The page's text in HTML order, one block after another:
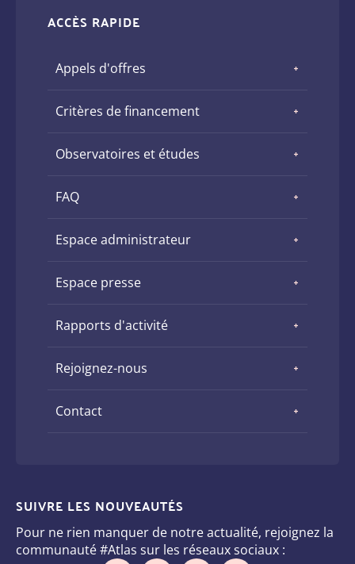
ACCÈS RAPIDE
Appels d'offres
Critères de financement
Observatoires et études
FAQ
Espace administrateur
Espace presse
Rapports d'activité
Rejoignez-nous
Contact
SUIVRE LES NOUVEAUTÉS
Pour ne rien manquer de notre actualité, rejoignez la
communauté #Atlas sur les réseaux sociaux :